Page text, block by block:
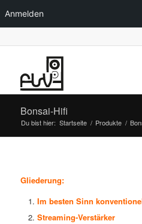
Anmelden
Bonsai-Hifi
Du bist hier: Startseite / Produkte /
Gliederung:
Im besten Sinn
Streaming-Verstärker